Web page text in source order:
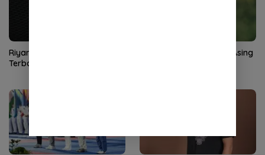
Riyandi Siap Beri Kontribusi
Terbaik untuk Dewa United
Persis Rekrut 2 Pemain Asing